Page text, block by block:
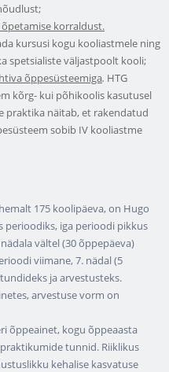
korraldust.
kursusi kogu kooliastmele ning
spetsialiste väljastpoolt kooli;
õppesüsteemiga. HTG
kõrg- kui põhikoolis kasutusel
praktika näitab, et rakendatud
sobib IV kooliastme
175 koolipäeva, on Hugo
perioodiks, iga perioodi pikkus
vältel (30 õppepäeva)
viimane, 7. nädal (5
ja arvestusteks.
arvestuse vorm on
õppeainet, kogu õppeaasta
tunnid. Riiklikus
kehalise kasvatuse